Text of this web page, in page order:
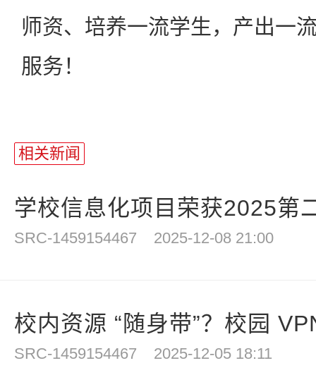
师资、培养一流学生，产出一
服务！
相关新闻
学校信息化项目荣获2025第
SRC-1459154467 2025-12-08 21:00
校内资源 “随身带”？校园
SRC-1459154467 2025-12-05 18:11